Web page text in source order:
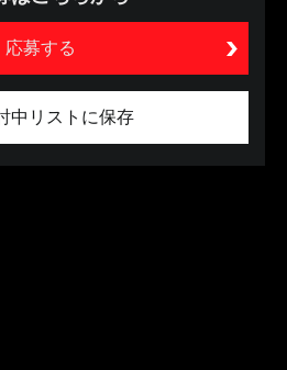
応募する
中リストに保存